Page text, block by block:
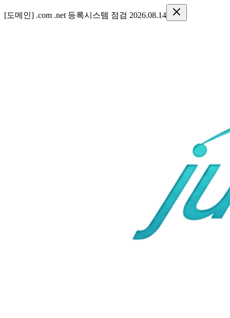
[도메인] .com .net 등록시스템 점검 2026.08.14